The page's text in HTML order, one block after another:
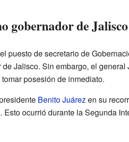
gobernador de Jalisco
puesto de secretario de
Jalisco. Sin embargo, el general
posesión de inmediato.
Benito Juárezen su
Esto ocurrió durante la Segunda